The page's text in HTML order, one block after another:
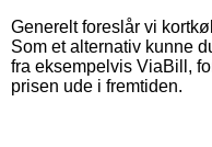
Generelt foreslår vi
Som et alternativ kunne
fra eksempelvis ViaBill,
prisen ude i fremtiden.